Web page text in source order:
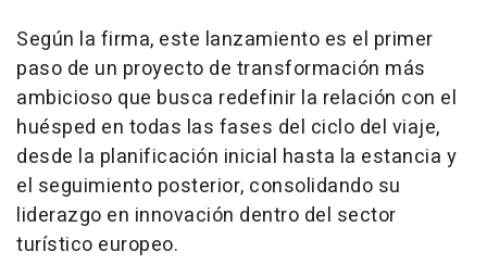
Según la firma, este lanzamiento es el primer
paso de un proyecto de transformación más
ambicioso que busca redefinir la relación con el
huésped en todas las fases del ciclo del viaje,
desde la planificación inicial hasta la estancia y
el seguimiento posterior, consolidando su
liderazgo en innovación dentro del sector
turístico europeo.